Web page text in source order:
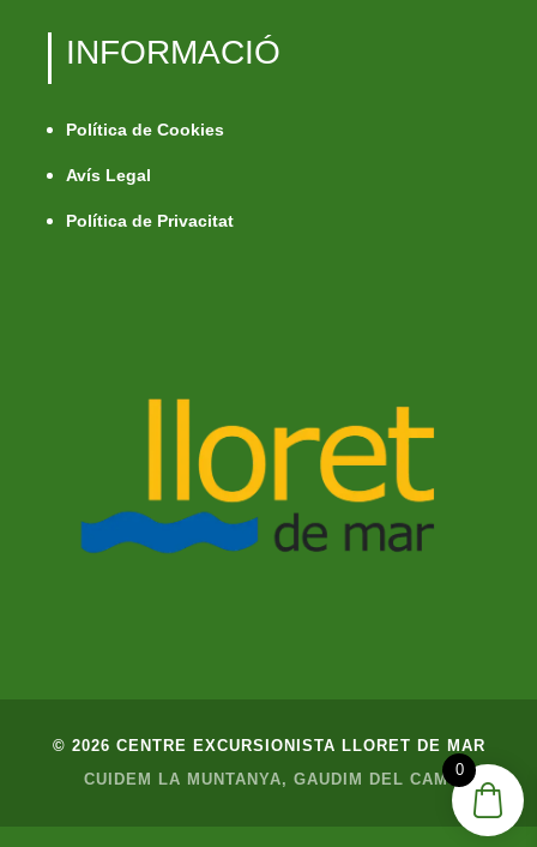
INFORMACIÓ
Política de Cookies
Avís Legal
Política de Privacitat
© 2026 CENTRE EXCURSIONISTA LLORET DE MAR
CUIDEM LA MUNTANYA, GAUDIM DEL CAMÍ
0